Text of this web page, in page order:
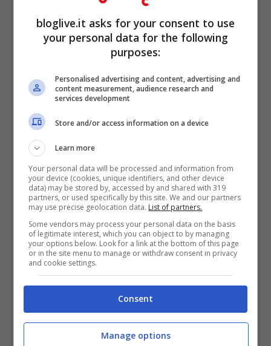
Per preparare il polpettone ripieno al
fornoiniziate con il lessare glispinaci.
Scolateli e metteteli in un colino per
nel latte le fette di pane bianco
precedentemente privato dei bordi. Nel
frattempo ponete in una ciotola capiente la
carne macinata
grattugiato (non c’è una quantità ben
precisa, andate ad occhio e a vostro
gusto), il sale, il pepe, la senape e l’uovo.
Prendete le fettine di pane, strizzatelo e
poi ponetelo nel composto. A questo punto
mescolate il tutto fino ad ottenere un
composto omogeneo.
Una volta amalgamati tutti gli ingredienti,
bloglive.it asks for your consent to use
your personal data for the following
purposes:
Personalised advertising and content, advertising and
content measurement, audience research and
services development
Store and/or access information on a device
Learn more
Your personal data will be processed and information from
your device (cookies, unique identifiers, and other device
data) may be stored by, accessed by and shared with 319
partners, or used specifically by this site. We and our partners
may use precise geolocation data. List of partners.
Some vendors may process your personal data on the basis
of legitimate interest, which you can object to by managing
your options below. Look for a link at the bottom of this page
or in the site menu to manage or withdraw consent in privacy
and cookie settings.
Consent
Manage options